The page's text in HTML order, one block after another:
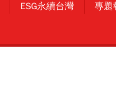
ESG永續台灣 專題